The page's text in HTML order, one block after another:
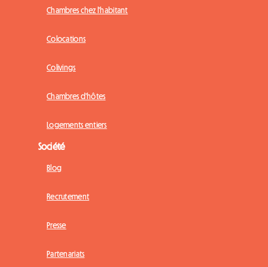
Chambres chez l'habitant
Colocations
Colivings
Chambres d'hôtes
Logements entiers
Société
Blog
Recrutement
Presse
Partenariats